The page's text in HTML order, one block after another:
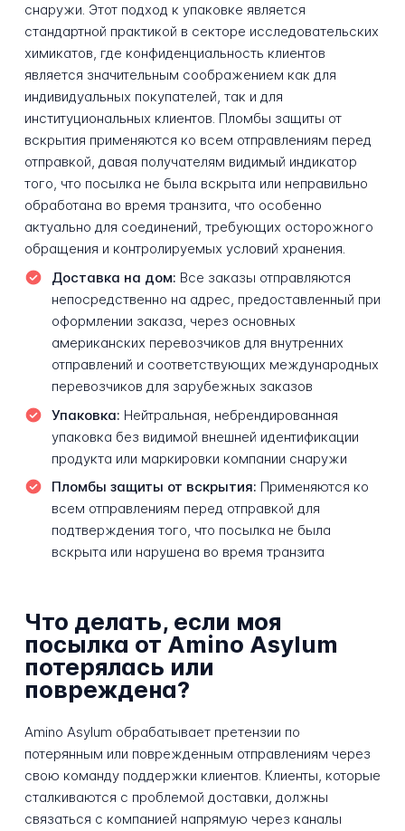
снаружи. Этот подход к упаковке является
стандартной практикой в секторе исследовательских
химикатов, где конфиденциальность клиентов
является значительным соображением как для
индивидуальных покупателей, так и для
институциональных клиентов. Пломбы защиты от
вскрытия применяются ко всем отправлениям перед
отправкой, давая получателям видимый индикатор
того, что посылка не была вскрыта или неправильно
обработана во время транзита, что особенно
актуально для соединений, требующих осторожного
обращения и контролируемых условий хранения.
Доставка на дом: Все заказы отправляются
непосредственно на адрес, предоставленный при
оформлении заказа, через основных
американских перевозчиков для внутренних
отправлений и соответствующих международных
перевозчиков для зарубежных заказов
Упаковка: Нейтральная, небрендированная
упаковка без видимой внешней идентификации
продукта или маркировки компании снаружи
Пломбы защиты от вскрытия: Применяются ко
всем отправлениям перед отправкой для
подтверждения того, что посылка не была
вскрыта или нарушена во время транзита
Что делать, если моя
посылка от Amino Asylum
потерялась или
повреждена?
Amino Asylum обрабатывает претензии по
потерянным или поврежденным отправлениям через
свою команду поддержки клиентов. Клиенты, которые
сталкиваются с проблемой доставки, должны
связаться с компанией напрямую через каналы